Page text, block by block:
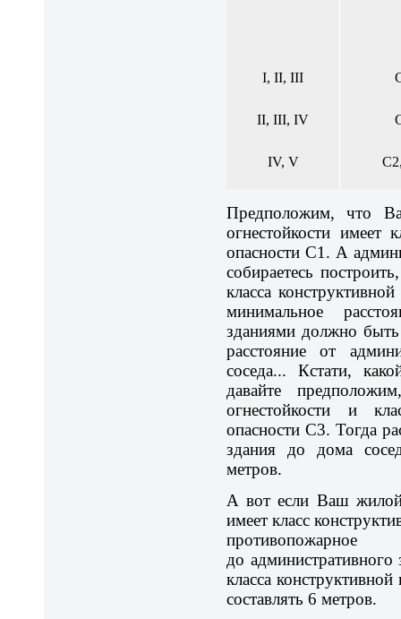
I, II, III
II, III, IV
IV, V
Предположим, что
огнестойкости имеет
опасности С1. А
собираетесь
класса
минимальное
зданиями должно
расстояние от
соседа... Кстати,
давайте
огнестойкости и
опасности С3. Тогда
здания до дома
метров.
А вот если Ваш жилой
имеет класс
до административного
класса
составлять 6 метров.